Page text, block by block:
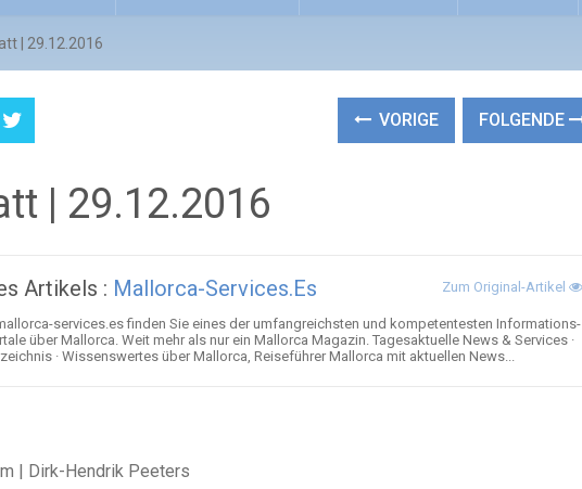
| 29.12.2016
VORIGE FOLGENDE
| 29.12.2016
Artikels : Mallorca-Services.es Zum Original-Artikel
services.es finden Sie eines der umfangreichsten und kompetentesten Informations-
über Mallorca. Weit mehr als nur ein Mallorca Magazin. Tagesaktuelle News & Services ·
· Wissenswertes über Mallorca, Reiseführer Mallorca mit aktuellen News...
| Dirk-Hendrik Peeters